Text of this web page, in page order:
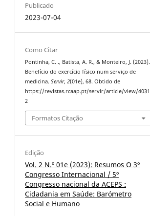
Publicado
2023-07-04
Como Citar
Pontinha, C. ., Batista, A. R., & Monteiro, J. (2023).
Benefício do exercício físico num serviço de
medicina.Servir,2(01e), 68. Obtido de
https://revistas.rcaap.pt/servir/article/view/4031
2
Formatos Citação
Edição
Vol. 2 N.º 01e (2023): Resumos O 3º
Congresso Internacional / 5º
Congresso nacional da ACEPS :
Cidadania em Saúde: Barómetro
Social e Humano